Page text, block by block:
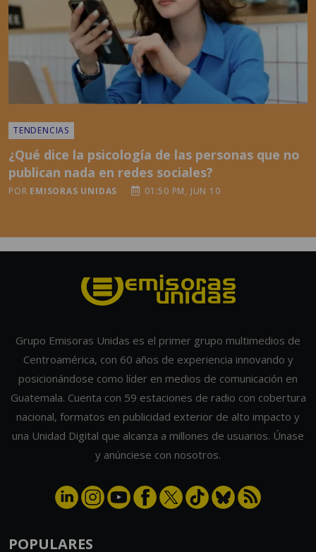
TENDENCIAS
publican nada en redes sociales?
POR EMISORAS UNIDAS 01:50 PM, JUN 10
Grupo Emisoras Unidas es el primer grupo multimedios de
posicionándose como líder en medios de comunicación en
Guatemala. Cuenta con 59 estaciones de radio con cobertura
nacional, formatos en publicidad exterior de alto impacto y
una Unidad Digital que alcanza a millones de usuarios. Únase
y anúnciese con nosotros.
POPULARES
¿Qué pasó con Luka Magnotta? Así vive